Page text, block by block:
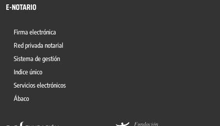
E-NOTARIO
Firma electrónica
Red privada notarial
Sistema de gestión
Indice único
Servicios electrónicos
Ábaco